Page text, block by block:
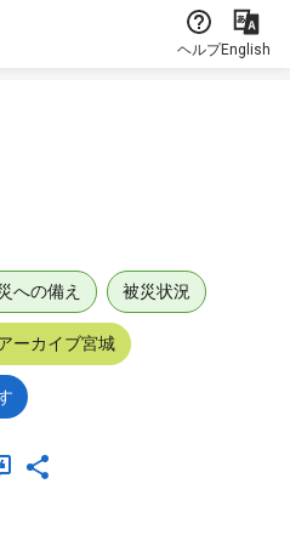
ヘルプEnglish
への備え 被災状況
ーカイブ宮城